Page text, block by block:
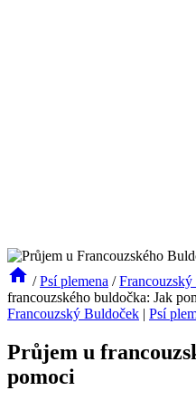
/ Psí plemena /
francouzského buldočka: Jak
Francouzský Buldoček | Psí
Průjem u
pomoci